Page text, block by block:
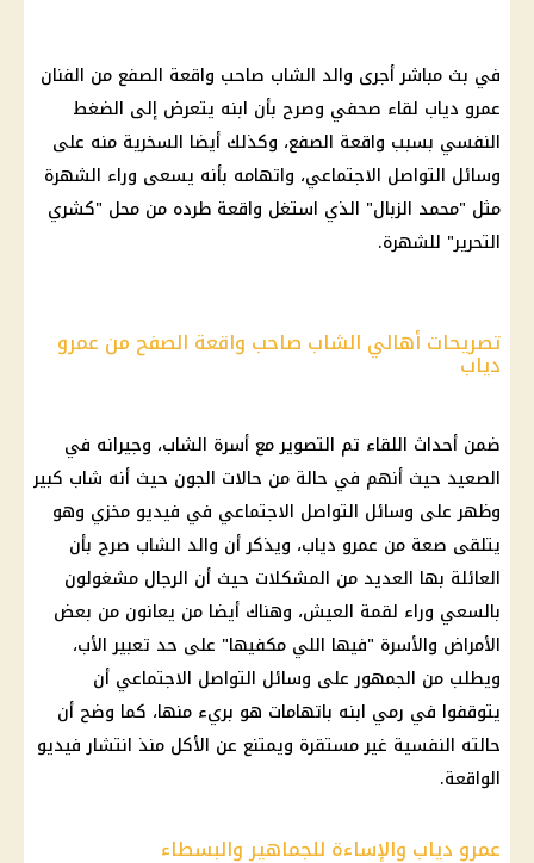
في بث مباشر أجرى والد الشاب صاحب واقعة الصفع من الفنان
عمرو دياب لقاء صحفي وصرح بأن ابنه يتعرض إلى الضغط
النفسي بسبب واقعة الصفع، وكذلك أيضا السخرية منه على
وسائل التواصل الاجتماعي، واتهامه بأنه يسعى وراء الشهرة
مثل "محمد الزبال" الذي استغل واقعة طرده من محل "كشري
التحرير" للشهرة.
تصريحات أهالي الشاب صاحب واقعة الصفح من عمرو
دياب
ضمن أحداث اللقاء تم التصوير مع أسرة الشاب، وجيرانه في
الصعيد حيث أنهم في حالة من حالات الجون حيث أنه شاب كبير
وظهر على وسائل التواصل الاجتماعي في فيديو مخزي وهو
يتلقى صعة من عمرو دياب، ويذكر أن والد الشاب صرح بأن
العائلة بها العديد من المشكلات حيث أن الرجال مشغولون
بالسعي وراء لقمة العيش، وهناك أيضا من يعانون من بعض
الأمراض والأسرة "فيها اللي مكفيها" على حد تعبير الأب،
ويطلب من الجمهور على وسائل التواصل الاجتماعي أن
يتوقفوا في رمي ابنه باتهامات هو بريء منها، كما وضح أن
حالته النفسية غير مستقرة ويمتنع عن الأكل منذ انتشار فيديو
الواقعة.
عمرو دياب والإساءة للجماهير والبسطاء